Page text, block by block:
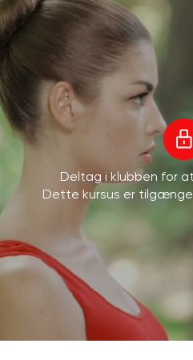
Deltag i klubben for
Dette kursus er